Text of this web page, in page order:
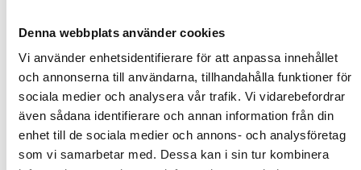
Denna webbplats använder cookies
Vi använder enhetsidentifierare för att anpassa innehållet
och annonserna till användarna, tillhandahålla funktioner för
sociala medier och analysera vår trafik. Vi vidarebefordrar
även sådana identifierare och annan information från din
enhet till de sociala medier och annons- och analysföretag
som vi samarbetar med. Dessa kan i sin tur kombinera
textilier. Det här är det viktigaste du behöver veta.
2025-09-29
15 kilo ätbar mat per person hamnar i
soporna – varje år
Idag, 29 september, är det den Internationella matsvinnsdagen,